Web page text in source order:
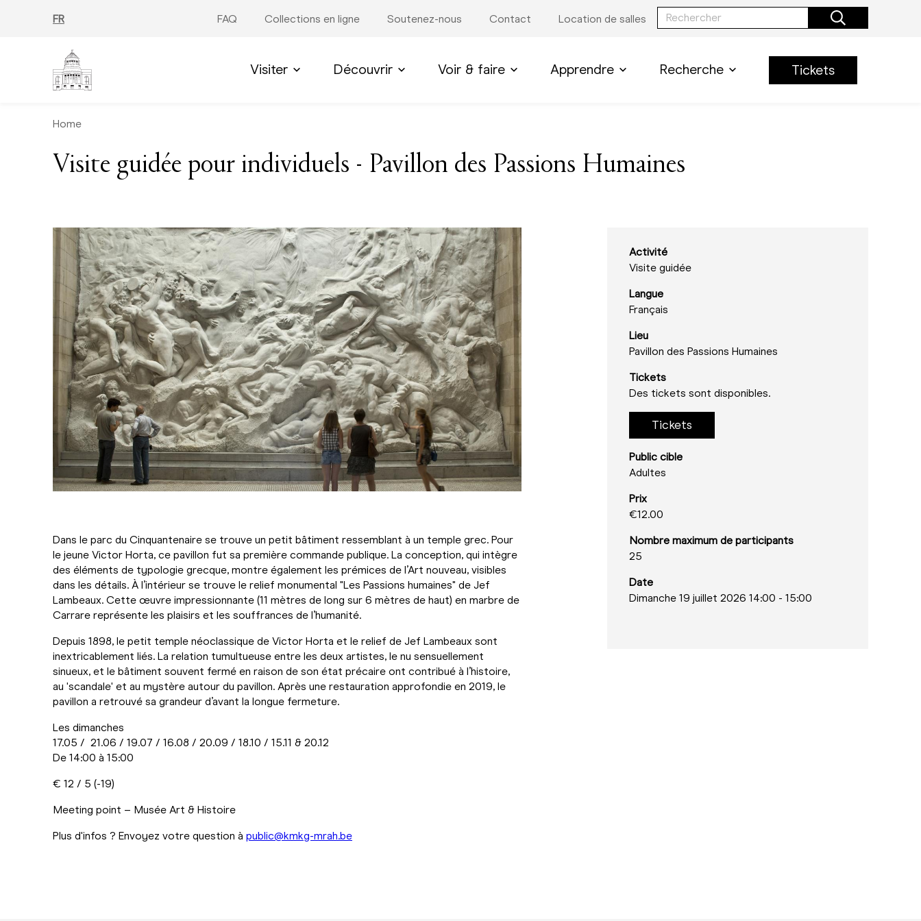
FR FAQ Collections en ligne Soutenez-nous Contact Location de salles
Visiter Découvrir Voir & faire Apprendre Recherche Tickets
Home
Visite guidée pour individuels - Pavillon des Passions Humaines
Dans le parc du Cinquantenaire se trouve un petit bâtiment ressemblant à un temple grec. Pour
le jeune Victor Horta, ce pavillon fut sa première commande publique. La conception, qui intègre
des éléments de typologie grecque, montre également les prémices de l’Art nouveau, visibles
dans les détails. À l’intérieur se trouve le relief monumental "Les Passions humaines" de Jef
Lambeaux. Cette œuvre impressionnante (11 mètres de long sur 6 mètres de haut) en marbre de
Carrare représente les plaisirs et les souffrances de l’humanité.
Depuis 1898, le petit temple néoclassique de Victor Horta et le relief de Jef Lambeaux sont
inextricablement liés. La relation tumultueuse entre les deux artistes, le nu sensuellement
sinueux, et le bâtiment souvent fermé en raison de son état précaire ont contribué à l’histoire,
au 'scandale' et au mystère autour du pavillon. Après une restauration approfondie en 2019, le
pavillon a retrouvé sa grandeur d’avant la longue fermeture.
Les dimanches
17.05 / 21.06 / 19.07 / 16.08 / 20.09 / 18.10 / 15.11 & 20.12
De 14:00 à 15:00
€ 12 / 5 (-19)
Meeting point – Musée Art & Histoire
Plus d'infos ? Envoyez votre question à public@kmkg-mrah.be
Activité
Visite guidée
Langue
Français
Lieu
Pavillon des Passions Humaines
Tickets
Des tickets sont disponibles.
Tickets
Public cible
Adultes
Prix
€12.00
Nombre maximum de participants
25
Date
Dimanche 19 juillet 2026 14:00 -15:00